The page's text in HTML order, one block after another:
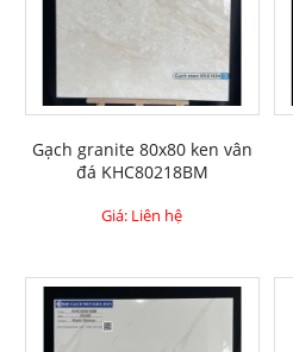
Gạch granite 80x80 ken vân
đá KHC80218BM
Giá: Liên hệ